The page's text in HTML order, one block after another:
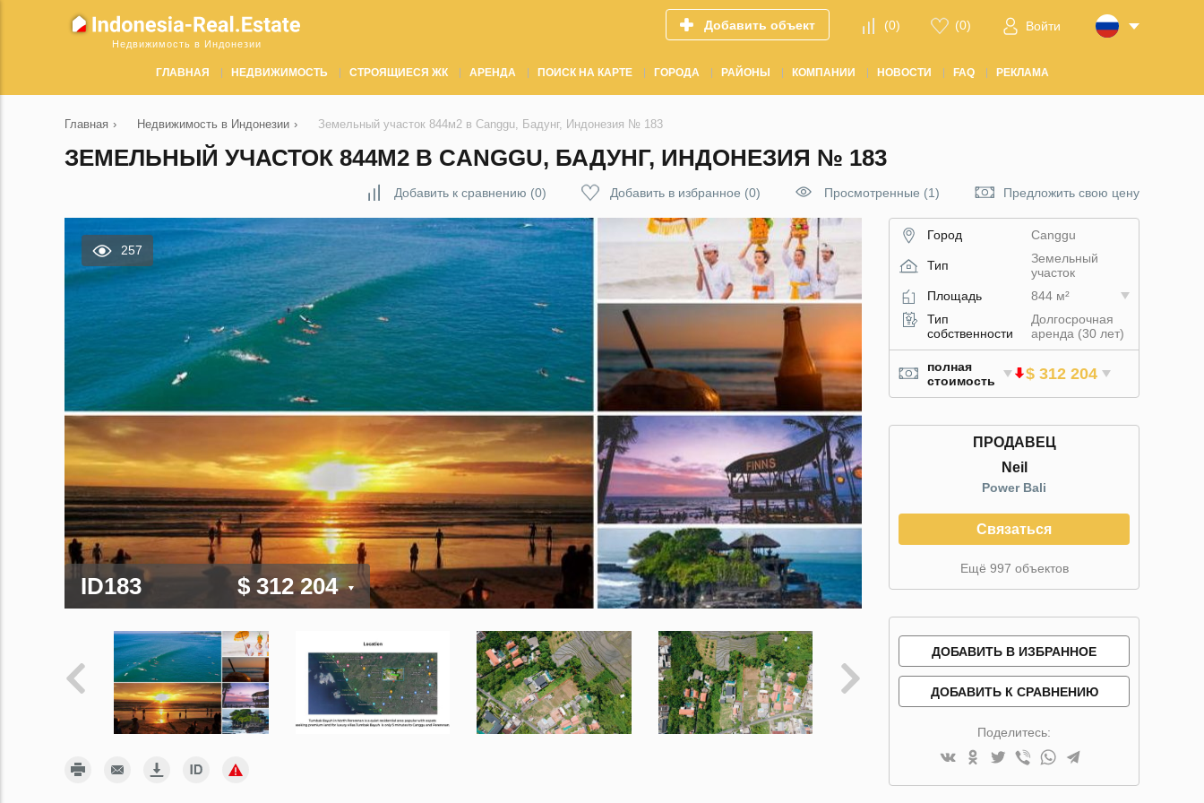
Недвижимость в Индонезии
Добавить объект (0) (0) Войти
ГЛАВНАЯ НЕДВИЖИМОСТЬ СТРОЯЩИЕСЯ ЖК АРЕНДА ПОИСК НА КАРТЕ ГОРОДА РАЙОНЫ КОМПАНИИ НОВОСТИ FAQ РЕКЛАМА
Главная › Недвижимость в Индонезии › Земельный участок 844м2 в Canggu, Бадунг, Индонезия № 183
ЗЕМЕЛЬНЫЙ УЧАСТОК 844М2 В CANGGU, БАДУНГ, ИНДОНЕЗИЯ № 183
Добавить к сравнению (0) Добавить в избранное (0) Просмотренные (1) Предложить свою цену
257
ID183 $ 312 204
Город Canggu
Тип
Земельный
участок
Площадь
844 м²
Тип
собственности
Долгосрочная
аренда (30 лет)
полная
стоимость
$ 312 204
ПРОДАВЕЦ
Neil
Power Bali
Связаться
Ещё 997 объектов
ДОБАВИТЬ В ИЗБРАННОЕ
ДОБАВИТЬ К СРАВНЕНИЮ
Поделитесь: